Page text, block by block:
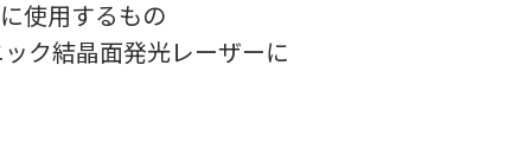
使用するもの
ク結晶面発光レーザーに